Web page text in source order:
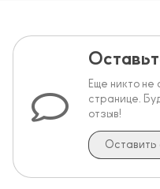
Еще никто не
странице.
отзыв!
Оставить